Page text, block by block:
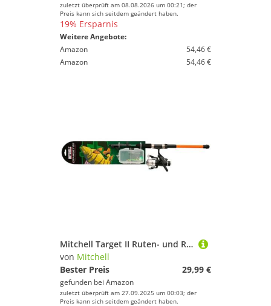
zuletzt überprüft am 08.08.2026 um 00:21; der
Preis kann sich seitdem geändert haben.
19% Ersparnis
Weitere Angebote:
Amazon
54,46 €
Amazon
54,46 €
Mitchell Target II Ruten- und Rollen-Kombination – Wählen Sie das perfekte Angelruten- und Rollen-Set, um Ihnen zu helfen, Barsch, Hecht, Zander und mehr zu fangen. Fertige Angelsets
von Mitchell
Bester Preis
29,99 €
gefunden bei Amazon
zuletzt überprüft am 27.09.2025 um 00:03; der
Preis kann sich seitdem geändert haben.